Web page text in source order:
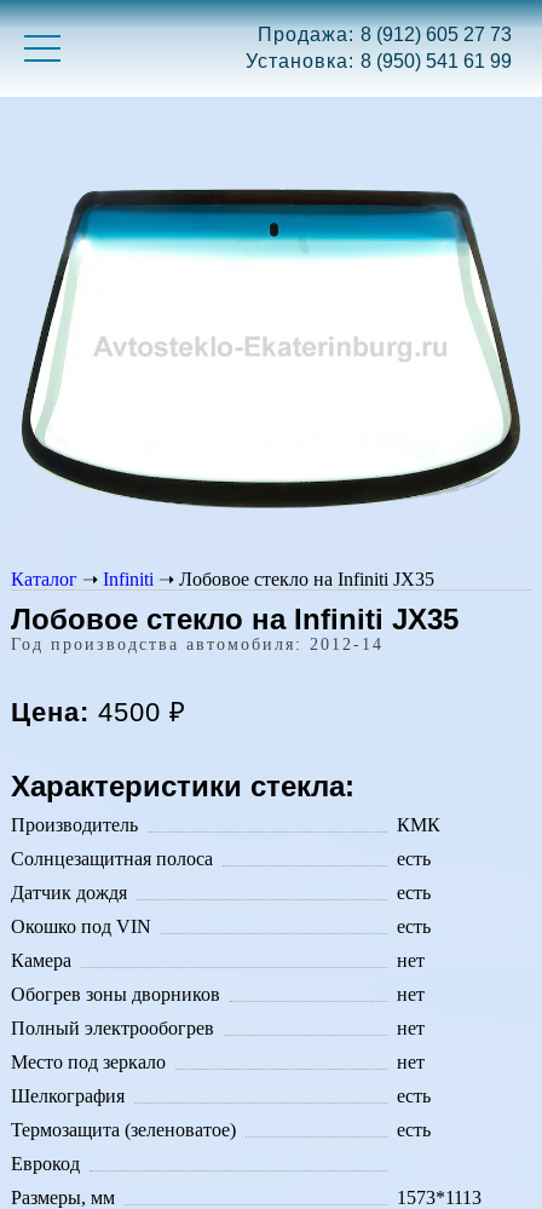
Продажа: 8 (912) 605 27 73
Установка: 8 (950) 541 61 99
Каталог ➝ Infiniti ➝ Лобовое стекло на Infiniti JX35
Лобовое стекло на Infiniti JX35
Год производства автомобиля: 2012-14
Цена: 4500 ₽
Характеристики стекла:
Производитель
КМК
Солнцезащитная полоса
есть
Датчик дождя
есть
Окошко под VIN
есть
Камера
нет
Обогрев зоны дворников
нет
Полный электрообогрев
нет
Место под зеркало
нет
Шелкография
есть
Термозащита (зеленоватое)
есть
Еврокод
Размеры, мм
1573*1113